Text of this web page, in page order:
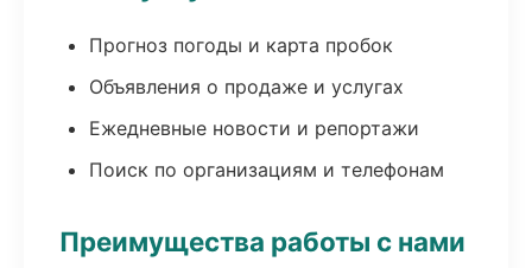
Прогноз погоды и карта пробок
Объявления о продаже и услугах
Ежедневные новости и репортажи
Поиск по организациям и телефонам
Преимущества работы с нами